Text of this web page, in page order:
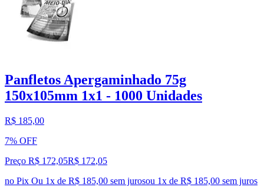
Panfletos Apergaminhado 75g
150x105mm 1x1 - 1000 Unidades
R$ 185,00
7% OFF
Preço R$ 172,05R$ 172,05
no Pix Ou 1x de R$ 185,00 sem jurosou 1x de R$ 185,00 sem juros